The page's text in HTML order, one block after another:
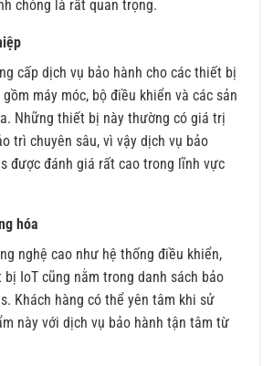
chóng là rất quan trọng.
cấp dịch vụ bảo hành cho các thiết bị
máy móc, bộ điều khiển và các sản
Những thiết bị này thường có giá trị
trì chuyên sâu, vì vậy dịch vụ bảo
được đánh giá rất cao trong lĩnh vực
hóa
nghệ cao như hệ thống điều khiển,
IoT cũng nằm trong danh sách bảo
Khách hàng có thể yên tâm khi sử
này với dịch vụ bảo hành tận tâm từ